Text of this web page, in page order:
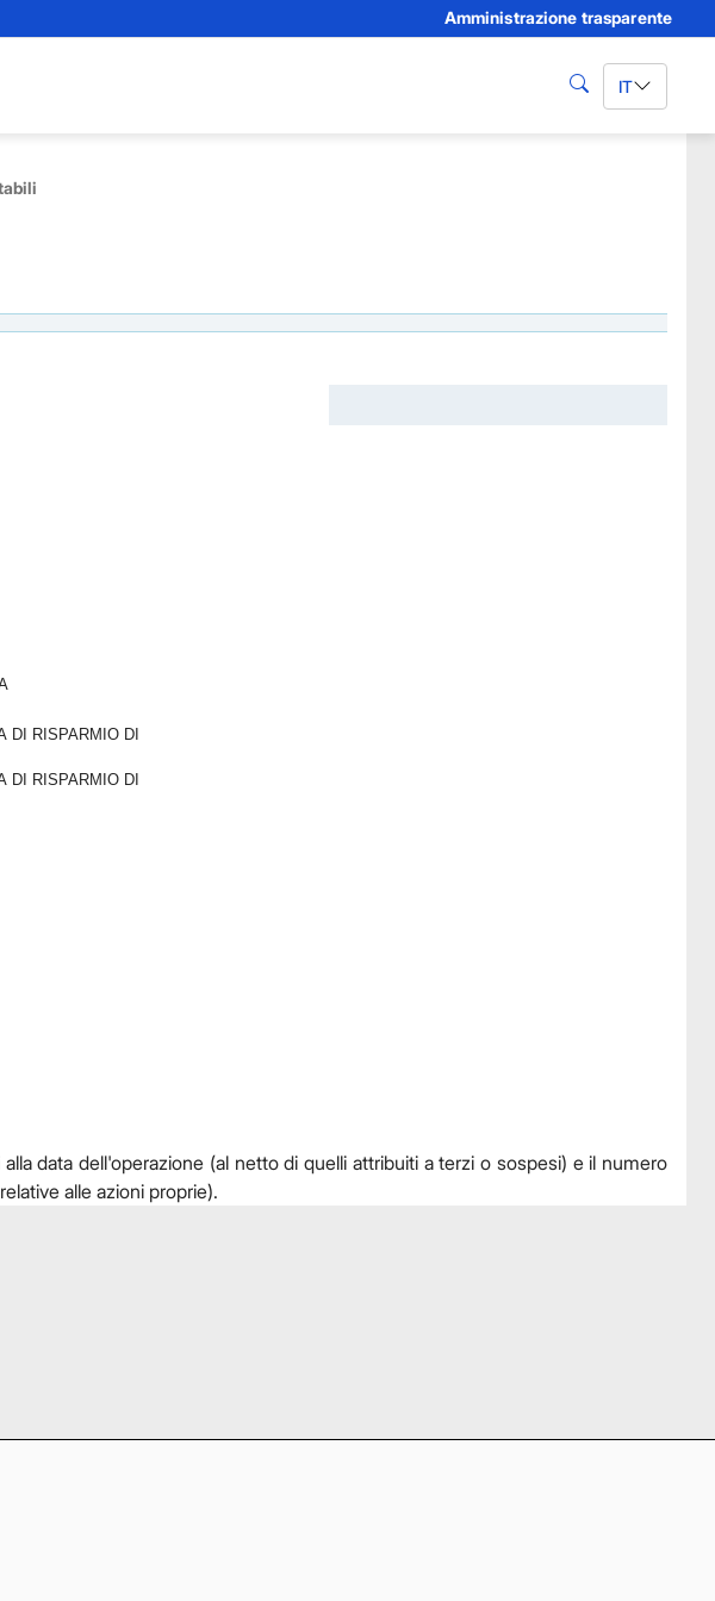
Amministrazione trasparente
cerca IT
DI RISPARMIO DI
DI RISPARMIO DI
data dell'operazione (al netto di quelli attribuiti a terzi o sospesi) e il numero
alle azioni proprie).